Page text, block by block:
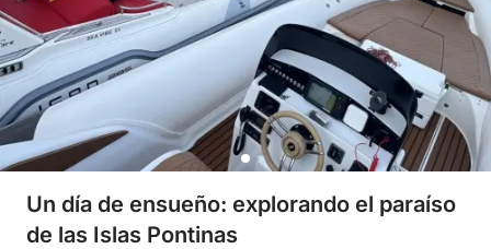
Un día de ensueño: explorando el paraíso
de las Islas Pontinas